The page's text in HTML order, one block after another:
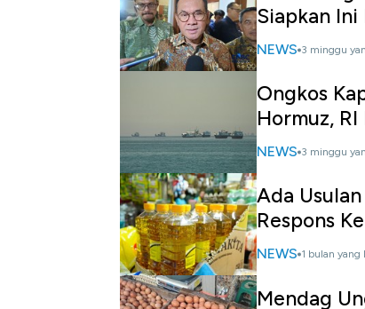
Siapkan Ini
NEWS 3 minggu
Ongkos
Hormuz, RI
NEWS 3 minggu
Ada
Respons
NEWS 1 bulan yang
Mendag